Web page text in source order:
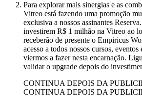
Para explorar mais sinergias e as
Vitreo está fazendo uma promoção
exclusiva a nossos assinantes
investirem R$ 1 milhão na Vitreo ao
receberão de presente o Empiricus
acesso a todos nossos cursos,
viermos a fazer nesta encarnação.
validar o upgrade depois do
CONTINUA DEPOIS DA
CONTINUA DEPOIS DA